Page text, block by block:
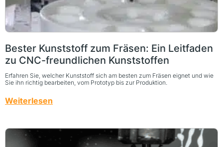
Bester Kunststoff zum Fräsen: Ein Leitfaden
zu CNC-freundlichen Kunststoffen
Erfahren Sie, welcher Kunststoff sich am besten zum Fräsen eignet und wie
Sie ihn richtig bearbeiten, vom Prototyp bis zur Produktion.
Weiterlesen